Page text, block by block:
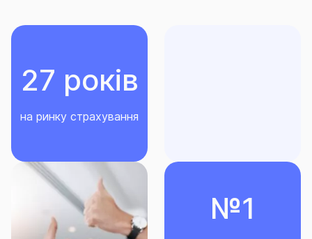
території яких органи державної влади
та населених пунктів, що розташовані на лінії
розмежування (відповідно до нормативно-
встановленому законодавством порядку);
Строк страхування визначається в договорі
страхування та не може бути меншим мінімального
строку дії договору або більшим максимального
строку дії договору.
27 років
на ринку страхування
№1